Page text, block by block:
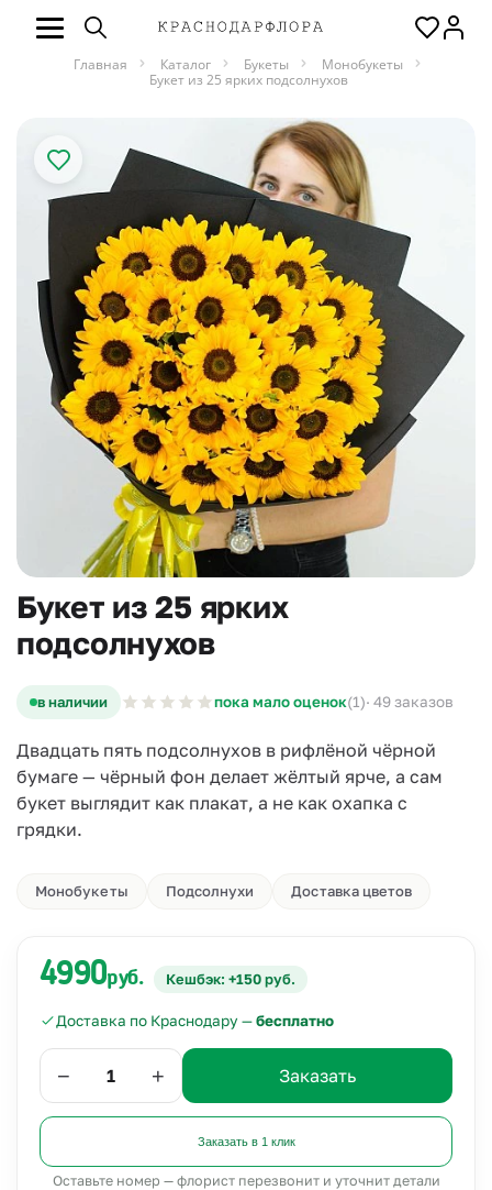
Главная Каталог Букеты
Монобукеты
Букет из 25 ярких подсолнухов
Букет из 25 ярких
подсолнухов
в наличии пока мало оценок(1)· 49 заказов
Двадцать пять подсолнухов в рифлёной чёрной
бумаге — чёрный фон делает жёлтый ярче, а сам
букет выглядит как плакат, а не как охапка с
грядки.
Монобукеты Подсолнухи Доставка цветов
4990руб. Кешбэк: +150 руб.
Доставка по Краснодару —бесплатно
− + Заказать
Заказать в 1 клик
Оставьте номер — флорист перезвонит и уточнит детали